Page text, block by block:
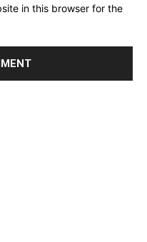
in this browser for the